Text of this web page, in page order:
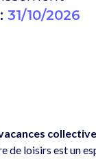
31/10/2026
loisirs est un